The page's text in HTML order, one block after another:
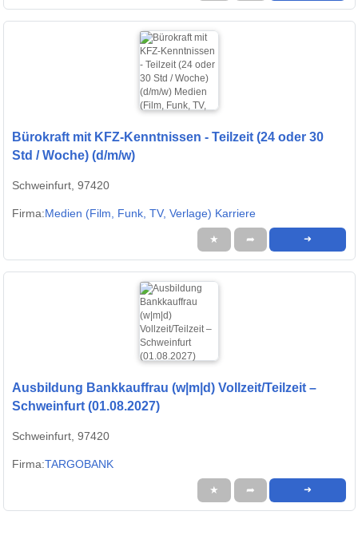
Bürokraft mit KFZ-Kenntnissen - Teilzeit (24 oder 30
Std / Woche) (d/m/w)
Schweinfurt, 97420
Firma:Medien (Film, Funk, TV, Verlage) Karriere
★ ➦ ➜
Ausbildung Bankkauffrau (w|m|d) Vollzeit/Teilzeit –
Schweinfurt (01.08.2027)
Schweinfurt, 97420
Firma:TARGOBANK
★ ➦ ➜